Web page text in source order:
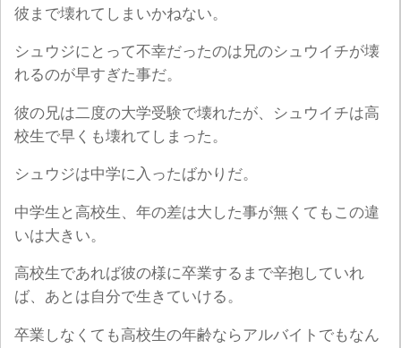
彼まで壊れてしまいかねない。
シュウジにとって不幸だったのは兄のシュウイチが壊
れるのが早すぎた事だ。
彼の兄は二度の大学受験で壊れたが、シュウイチは高
校生で早くも壊れてしまった。
シュウジは中学に入ったばかりだ。
中学生と高校生、年の差は大した事が無くてもこの違
いは大きい。
高校生であれば彼の様に卒業するまで辛抱していれ
ば、あとは自分で生きていける。
卒業しなくても高校生の年齢ならアルバイトでもなん